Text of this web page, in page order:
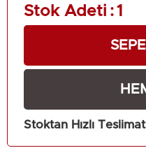
Stok Adeti :1
Stoktan Hızlı Teslimat